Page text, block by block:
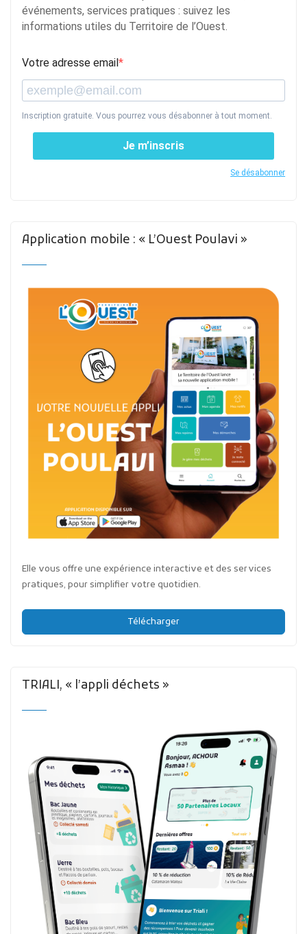
événements, services pratiques : suivez les
informations utiles du Territoire de l’Ouest.
Votre adresse email
Inscription gratuite. Vous pourrez vous désabonner à tout moment.
Je m’inscris
Se désabonner
Application mobile : « L’Ouest Poulavi »
Elle vous offre une expérience interactive et des services
pratiques, pour simplifier votre quotidien.
Télécharger
TRIALI, « l’appli déchets »